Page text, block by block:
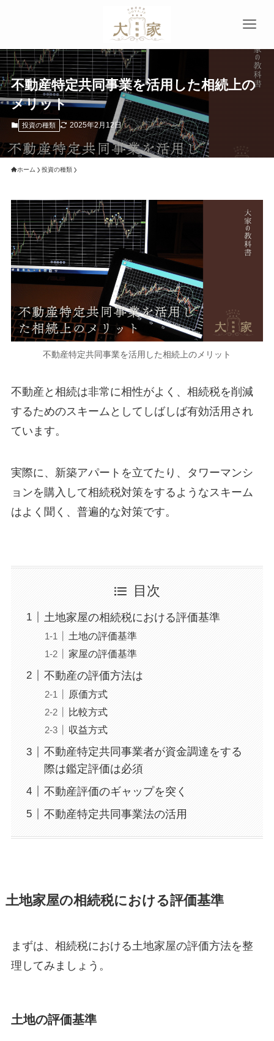
不動産特定共同事業を活用した相続上の
メリット
投資の種類 2025年2月12日
ホーム 投資の種類
不動産特定共同事業を活用した相続上のメリット
不動産と相続は非常に相性がよく、相続税を削減
するためのスキームとしてしばしば有効活用され
ています。
実際に、新築アパートを立てたり、タワーマンシ
ョンを購入して相続税対策をするようなスキーム
はよく聞く、普遍的な対策です。
目次
土地家屋の相続税における評価基準
土地の評価基準
家屋の評価基準
不動産の評価方法は
原価方式
比較方式
収益方式
不動産特定共同事業者が資金調達をする
際は鑑定評価は必須
不動産評価のギャップを突く
不動産特定共同事業法の活用
土地家屋の相続税における評価基準
まずは、相続税における土地家屋の評価方法を整
理してみましょう。
土地の評価基準